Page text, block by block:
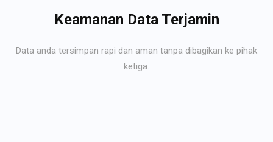
Keamanan Data Terjamin
Data anda tersimpan rapi dan aman tanpa dibagikan ke pihak
ketiga.